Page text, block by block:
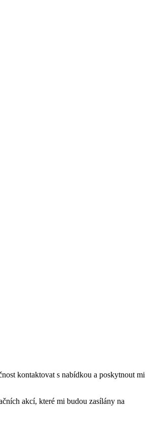
kontaktovat s nabídkou a poskytnout mi
akcí, které mi budou zasílány na